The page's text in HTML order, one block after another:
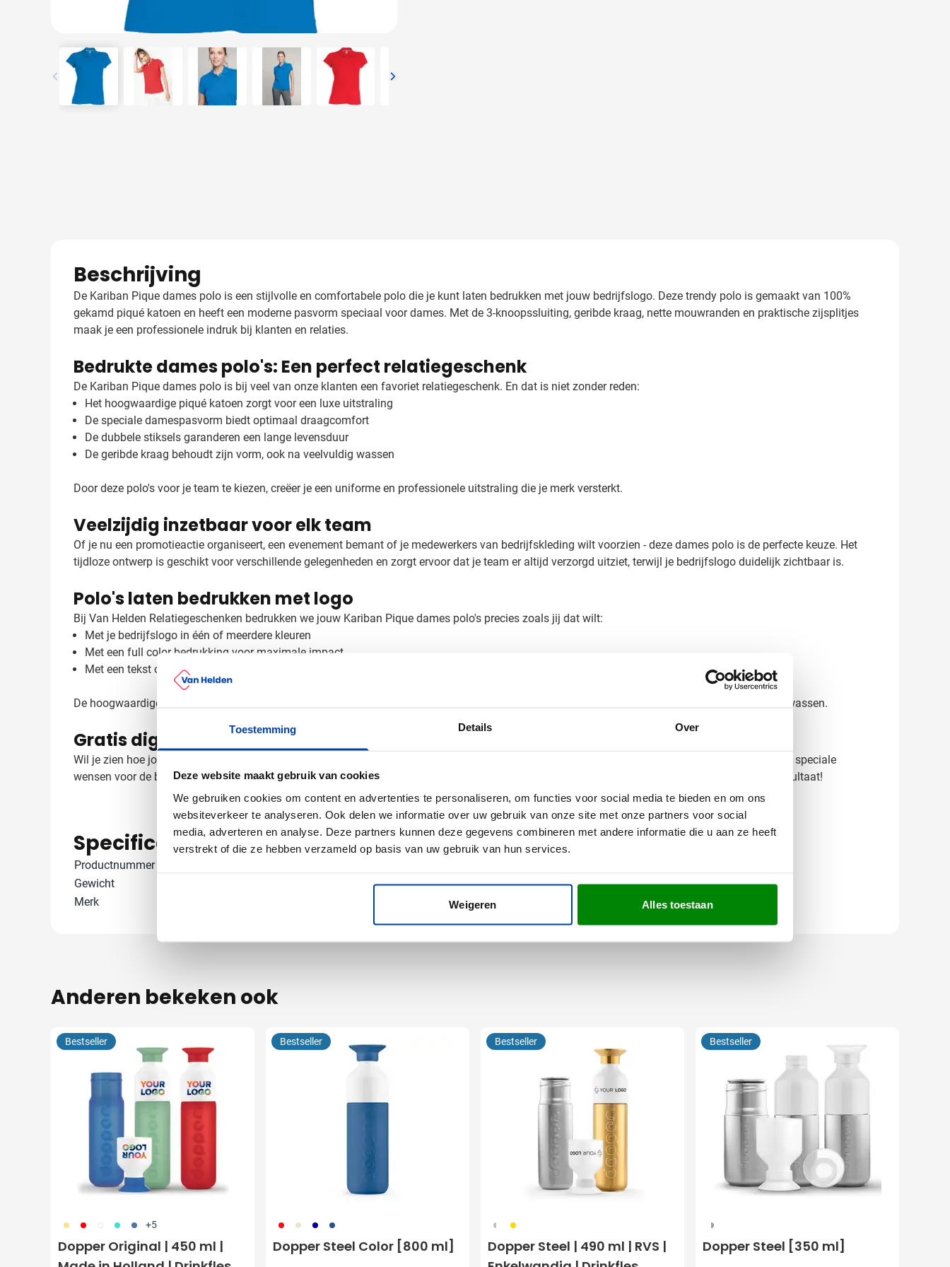
Toestemming Details Over
Deze website maakt gebruik van cookies
We gebruiken cookies om content en advertenties te personaliseren, om functies voor social media te bieden en om ons
websiteverkeer te analyseren. Ook delen we informatie over uw gebruik van onze site met onze partners voor social
media, adverteren en analyse. Deze partners kunnen deze gegevens combineren met andere informatie die u aan ze heeft
verstrekt of die ze hebben verzameld op basis van uw gebruik van hun services.
Weigeren Alles toestaan
View larger imageView larger imageView larger imageView larger imageView larger image
Beschrijving
De Kariban Pique dames polo is een stijlvolle en comfortabele polo die je kunt laten bedrukken met jouw bedrijfslogo. Deze trendy polo is gemaakt van 100%
gekamd piqué katoen en heeft een moderne pasvorm speciaal voor dames. Met de 3-knoopssluiting, geribde kraag, nette mouwranden en praktische zijsplitjes
maak je een professionele indruk bij klanten en relaties.
Bedrukte dames polo's: Een perfect relatiegeschenk
De Kariban Pique dames polo is bij veel van onze klanten een favoriet relatiegeschenk. En dat is niet zonder reden:
Het hoogwaardige piqué katoen zorgt voor een luxe uitstraling
De speciale damespasvorm biedt optimaal draagcomfort
De dubbele stiksels garanderen een lange levensduur
De geribde kraag behoudt zijn vorm, ook na veelvuldig wassen
Door deze polo's voor je team te kiezen, creëer je een uniforme en professionele uitstraling die je merk versterkt.
Veelzijdig inzetbaar voor elk team
Of je nu een promotieactie organiseert, een evenement bemant of je medewerkers van bedrijfskleding wilt voorzien - deze dames polo is de perfecte keuze. Het
tijdloze ontwerp is geschikt voor verschillende gelegenheden en zorgt ervoor dat je team er altijd verzorgd uitziet, terwijl je bedrijfslogo duidelijk zichtbaar is.
Polo's laten bedrukken met logo
Bij Van Helden Relatiegeschenken bedrukken we jouw Kariban Pique dames polo's precies zoals jij dat wilt:
Met je bedrijfslogo in één of meerdere kleuren
Met een full color bedrukking voor maximale impact
Met een tekst of slogan voor extra herkenbaarheid
De hoogwaardige katoen stof biedt een uitstekend oppervlak voor een scherpe en duurzame bedrukking die lang mooi blijft, zelfs na regelmatig wassen.
Gratis digitaal voorbeeld van je bedrukte polo
Wil je zien hoe jouw logo eruit ziet op deze Kariban dames polo? Vraag een digitaal voorbeeld aan en weet precies wat je kunt verwachten. Heb je speciale
wensen voor de bedrukking of wil je advies over kleuren en plaatsing? Neem contact met ons op - we denken graag met je mee voor het beste resultaat!
Specificaties
Productnummer
Gewicht
Merk
Anderen bekeken ook
694 696 697 852 698 +5
Dopper Original | 450 ml |
Bestseller
909 912 538 470
Dopper Steel Color [800 ml]
Bestseller
325 031
Dopper Steel | 490 ml | RVS |
Bestseller
325
Dopper Steel [350 ml]
Bestseller